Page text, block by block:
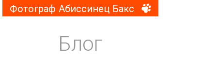
Фотограф Абиссинец Бакс
Блог